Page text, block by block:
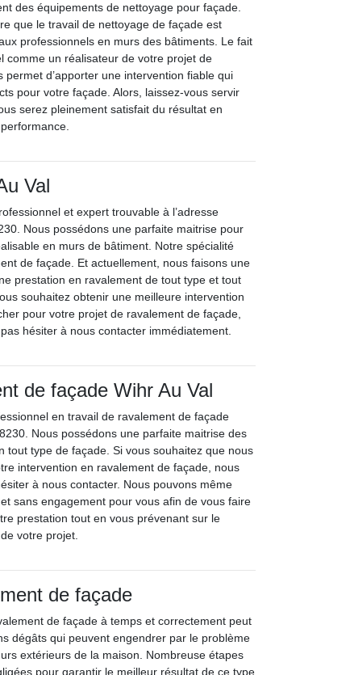
des équipements de nettoyage pour façade.
que le travail de nettoyage de façade est
professionnels en murs des bâtiments. Le fait
comme un réalisateur de votre projet de
permet d’apporter une intervention fiable qui
pour votre façade. Alors, laissez-vous servir
serez pleinement satisfait du résultat en
Val
et expert trouvable à l’adresse
Nous possédons une parfaite maitrise pour
en murs de bâtiment. Notre spécialité
de façade. Et actuellement, nous faisons une
prestation en ravalement de tout type et tout
souhaitez obtenir une meilleure intervention
pour votre projet de ravalement de façade,
hésiter à nous contacter immédiatement.
de façade Wihr Au Val
en travail de ravalement de façade
Nous possédons une parfaite maitrise des
tout type de façade. Si vous souhaitez que nous
intervention en ravalement de façade, nous
à nous contacter. Nous pouvons même
sans engagement pour vous afin de vous faire
prestation tout en vous prévenant sur le
votre projet.
de façade
de façade à temps et correctement peut
dégâts qui peuvent engendrer par le problème
extérieurs de la maison. Nombreuse étapes
pour garantir le meilleur résultat de ce type